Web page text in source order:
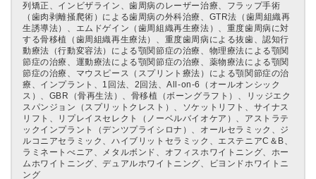
列矯正、インビザライン、歯周病のレーザー治療、フラップ手術
（歯肉剥離掻爬術）による歯周病の外科治療、GTR法（歯周組織再
生誘導法）、エムドゲイン（歯周組織再生療法）、重度歯周病に対
する骨移植（歯周組織再生療法）、重度歯周病による抜歯、認知行
動療法（行動変容法）による顎関節症の治療、物理療法による顎関
節症の治療、運動療法による顎関節症の治療、薬物療法による顎関
節症の治療、マウスピース（スプリント療法）による顎関節症の治
療、インプラント、1回法、2回法、All-on-6（オールオンシック
ス）、GBR（骨再生法）、骨移植（ボーングラフト）、リッジエク
スパンジョン（スプリットクレスト）、ソケットリフト、サイナス
リフト、リプレイスセレクト（ノーベルバイオケア）、アストラテ
ックインプラント（デンツプライシロナ）、オールセラミック、ジ
ルコニアセラミック、ハイブリットセラミック、エステニアC＆B、
ラミネートべニア、メタルボンド、オフィスホワイトニング、ホー
ムホワイトニング、デュアルホワイトニング、ビヨンドホワイトニ
ング